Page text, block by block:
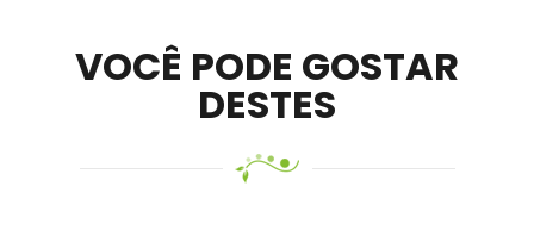
VOCÊ PODE GOSTAR
DESTES